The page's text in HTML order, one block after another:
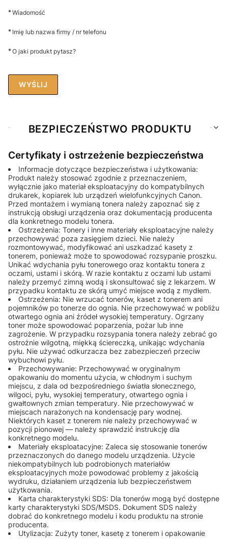
*Wiadomość
* Imię lub nazwa firmy / nr telefonu
*O jaki produkt pytasz?
WYŚLIJ
BEZPIECZEŃSTWO PRODUKTU
Certyfikaty i ostrzeżenie bezpieczeństwa
Informacje dotyczące bezpieczeństwa i użytkowania:
Produkt należy stosować zgodnie z przeznaczeniem,
wyłącznie jako materiał eksploatacyjny do kompatybilnych
drukarek, kopiarek lub urządzeń wielofunkcyjnych Canon.
Przed montażem i wymianą tonera należy zapoznać się z
instrukcją obsługi urządzenia oraz dokumentacją producenta
dla konkretnego modelu tonera.
Ostrzeżenia: Tonery i inne materiały eksploatacyjne należy
przechowywać poza zasięgiem dzieci. Nie należy
rozmontowywać, modyfikować ani uszkadzać kasety z
tonerem, ponieważ może to spowodować rozsypanie proszku.
Unikać wdychania pyłu tonerowego oraz kontaktu tonera z
oczami, ustami i skórą. W razie kontaktu z oczami lub ustami
należy przemyć zimną wodą i skonsultować się z lekarzem. W
przypadku kontaktu ze skórą umyć miejsce wodą z mydłem.
Ostrzeżenia: Nie wrzucać tonerów, kaset z tonerem ani
pojemników po tonerze do ognia. Nie przechowywać w pobliżu
otwartego ognia ani źródeł wysokiej temperatury. Ogrzany
toner może spowodować poparzenia, pożar lub inne
zagrożenie. W przypadku rozsypania tonera należy zebrać go
ostrożnie wilgotną, miękką ściereczką, unikając wdychania
pyłu. Nie używać odkurzacza bez zabezpieczeń przeciw
wybuchowi pyłu.
Przechowywanie: Przechowywać w oryginalnym
opakowaniu do momentu użycia, w chłodnym i suchym
miejscu, z dala od bezpośredniego światła słonecznego,
wilgoci, pyłu, wysokiej temperatury, otwartego ognia i
gwałtownych zmian temperatury. Nie przechowywać w
miejscach narażonych na kondensację pary wodnej.
Niektórych kaset z tonerem nie należy przechowywać w
pozycji pionowej — należy sprawdzić instrukcję dla
konkretnego modelu.
Materiały eksploatacyjne: Zaleca się stosowanie tonerów
przeznaczonych do danego modelu urządzenia. Użycie
niekompatybilnych lub podrobionych materiałów
eksploatacyjnych może powodować problemy z jakością
wydruku, działaniem urządzenia lub bezpieczeństwem
użytkowania.
Karta charakterystyki SDS: Dla tonerów mogą być dostępne
karty charakterystyki SDS/MSDS. Dokument SDS należy
dobrać do konkretnego modelu i kodu produktu na stronie
producenta.
Utylizacja: Zużyty toner, kasetę z tonerem i opakowanie